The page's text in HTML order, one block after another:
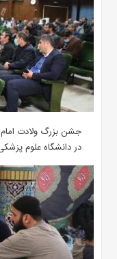
جشن بزرگ ولادت
در دانشگاه علوم